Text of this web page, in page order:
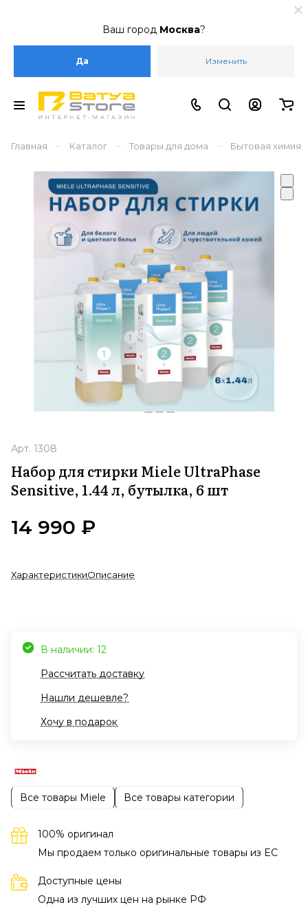
Ваш город Москва?
Да Изменить
Главная – Каталог – Товары для дома – Бытовая химия
Арт. 1308
Набор для стирки Miele UltraPhase
Sensitive, 1.44 л, бутылка, 6 шт
14 990 ₽
ХарактеристикиОписание
В наличии: 12
Рассчитать доставку
Нашли дешевле?
Хочу в подарок
Все товары Miele Все товары категории
100% оригинал
Мы продаем только оригинальные товары из EC
Доступные цены
Одна из лучших цен на рынке РФ